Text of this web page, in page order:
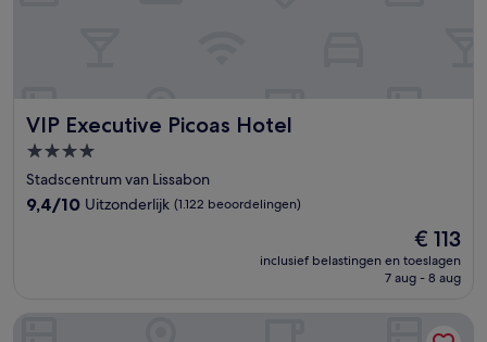
VIP Executive Picoas Hotel
VIP Executive Picoas Hotel
4.0-
sterrenaccommodatie
Stadscentrum van Lissabon
9.4
9,4/10 Uitzonderlijk (1.122 beoordelingen)
De
prijs
is
€ 113
inclusief belastingen en toeslagen
7 aug - 8 aug
Luzeiros Suites